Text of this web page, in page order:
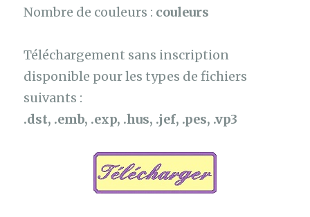
Nombre de couleurs : couleurs
Téléchargement sans inscription
disponible pour les types de fichiers
suivants :
.dst, .emb, .exp, .hus, .jef, .pes, .vp3